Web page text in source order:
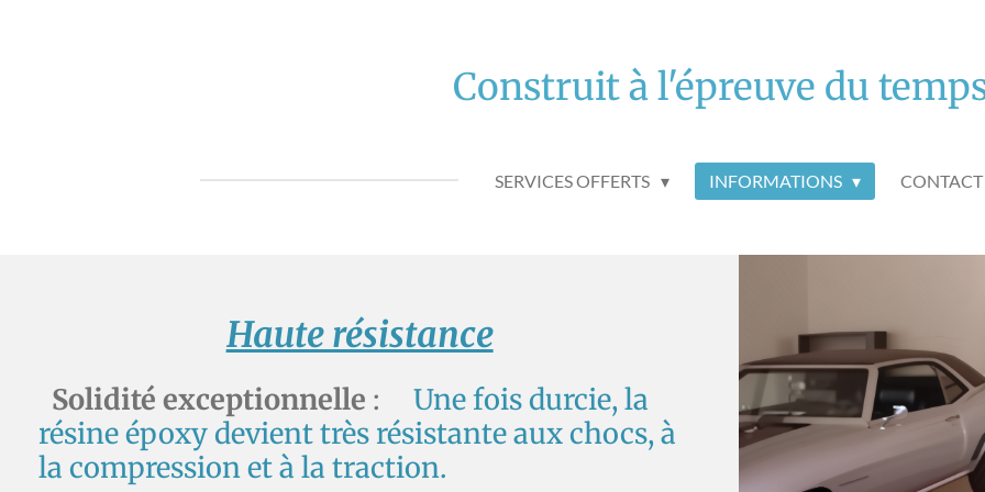
Construit à l'épreuve du
SERVICES OFFERTS INFORMATIONS CONTACT
Haute résistance
Solidité exceptionnelle : Une fois durcie, la
résine époxy devient très résistante aux chocs, à
la compression et à la traction.